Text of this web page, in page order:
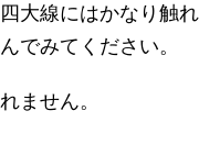
大線にはかなり触れ
でみてください。
ません。